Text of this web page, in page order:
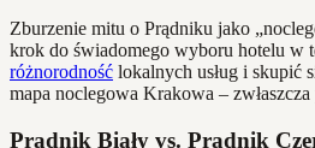
Zburzenie mitu o Prądniku jako
krok do świadomego wyboru hotelu w
różnorodność lokalnych usług i skupić
mapa noclegowa Krakowa –
Prądnik Biały vs. Prądnik